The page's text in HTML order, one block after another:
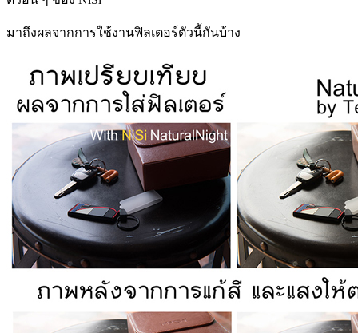
มาถึงผลจากการใช้งานฟิลเตอร์ตัวนี้กันบ้าง